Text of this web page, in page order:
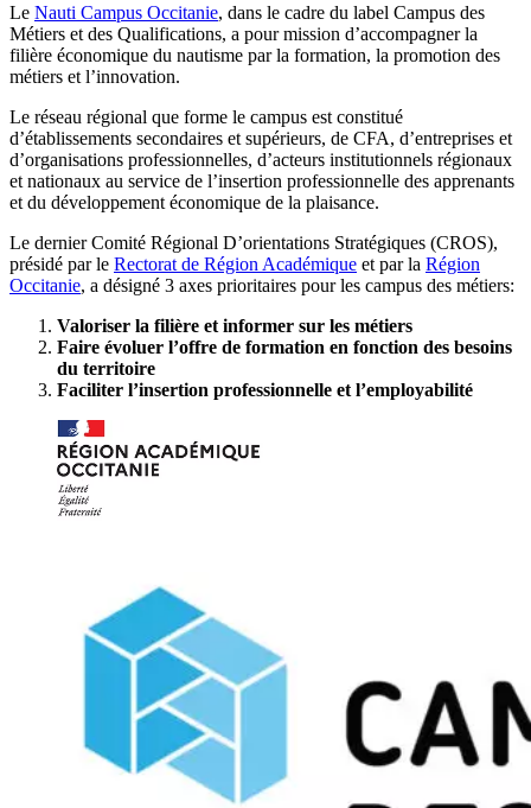
Le Nauti Campus Occitanie, dans le cadre du label Campus des
Métiers et des Qualifications, a pour mission d’accompagner la
filière économique du nautisme par la formation, la promotion des
métiers et l’innovation.
Le réseau régional que forme le campus est constitué
d’établissements secondaires et supérieurs, de CFA, d’entreprises et
d’organisations professionnelles, d’acteurs institutionnels régionaux
et nationaux au service de l’insertion professionnelle des apprenants
et du développement économique de la plaisance.
Le dernier Comité Régional D’orientations Stratégiques (CROS),
présidé par le Rectorat de Région Académique et par la Région
Occitanie, a désigné 3 axes prioritaires pour les campus des métiers:
Valoriser la filière et informer sur les métiers
Faire évoluer l’offre de formation en fonction des besoins
du territoire
Faciliter l’insertion professionnelle et l’employabilité